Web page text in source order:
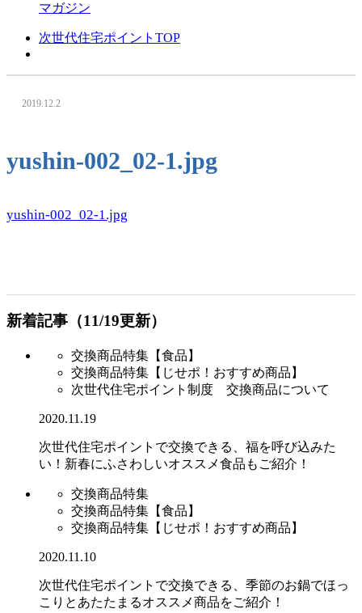
マガジン
次世代住宅ポイントTOP
2019.12.2
yushin-002_02-1.jpg
yushin-002_02-1.jpg
新着記事（11/19更新）
交換商品特集【食品】
交換商品特集【じせポ！おすすめ商品】
次世代住宅ポイント制度 交換商品について
2020.11.19
次世代住宅ポイントで交換できる、福を呼び込みた
い！新春にふさわしいオススメ食品もご紹介！
交換商品特集
交換商品特集【食品】
交換商品特集【じせポ！おすすめ商品】
2020.11.10
次世代住宅ポイントで交換できる、季節のお鍋でほっ
こりとあたたまるオススメ商品をご紹介！